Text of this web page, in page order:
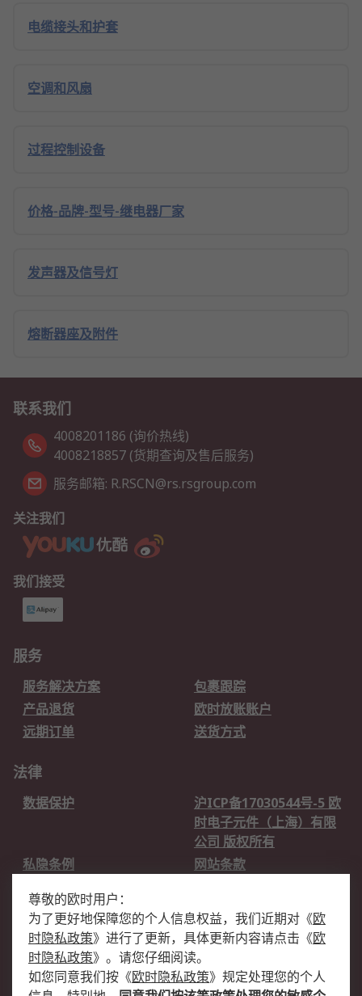
电缆接头和护套
空调和风扇
过程控制设备
价格-品牌-型号-继电器厂家
发声器及信号灯
熔断器座及附件
联系我们
4008201186 (询价热线)
4008218857 (货期查询及售后服务)
服务邮箱: R.RSCN@rs.rsgroup.com
关注我们
我们接受
服务
服务解决方案
包裹跟踪
产品退货
欧时放账账户
远期订单
送货方式
法律
数据保护
沪ICP备17030544号-5 欧
时电子元件（上海）有限
公司 版权所有
私隐条例
网站条款
关于欧时
欧时销售条款
账户和付款
企业集团
全球办事处
尊敬的欧时用户：
为了更好地保障您的个人信息权益，我们近期对 《欧
时隐私政策》 进行了更新，具体更新内容请点击 《欧
时隐私政策》 。请您仔细阅读。
如您同意我们按 《欧时隐私政策》 规定处理您的个人